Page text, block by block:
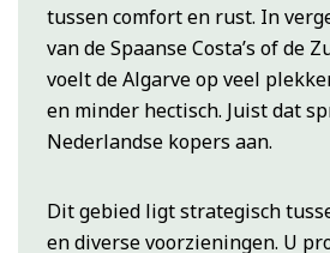
tussen comfort en rust. In
van de Spaanse Costa’s of de
voelt de Algarve op veel
en minder hectisch. Juist dat
Nederlandse kopers aan.
Dit gebied ligt strategisch
en diverse voorzieningen. U